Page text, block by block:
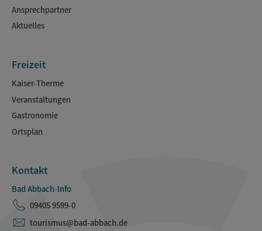
Ansprechpartner
Aktuelles
Freizeit
Kaiser-Therme
Veranstaltungen
Gastronomie
Ortsplan
Kontakt
Bad Abbach-Info
09405 9599-0
tourismus@bad-abbach.de